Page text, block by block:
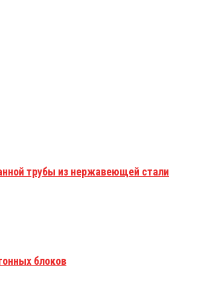
трубы из нержавеющей стали
блоков